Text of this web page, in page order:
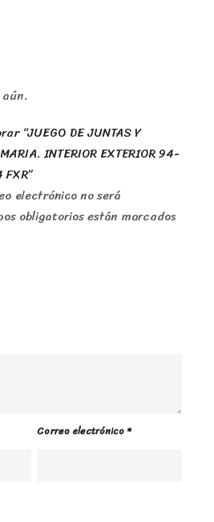
“JUEGO DE JUNTAS Y
INTERIOR EXTERIOR 94-
electrónico no será
obligatorios están marcados
Correo electrónico*